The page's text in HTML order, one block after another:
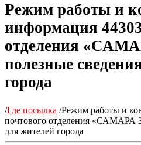
Режим работы и
информация
отделения
полезные
города
/Где посылка /Режим работы и
почтового отделения «САМАРА
для жителей города